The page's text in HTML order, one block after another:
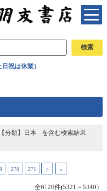
祝は休業）
分類】日本 を含む検索結果
270 271 > »
全6120件(5321～5340）